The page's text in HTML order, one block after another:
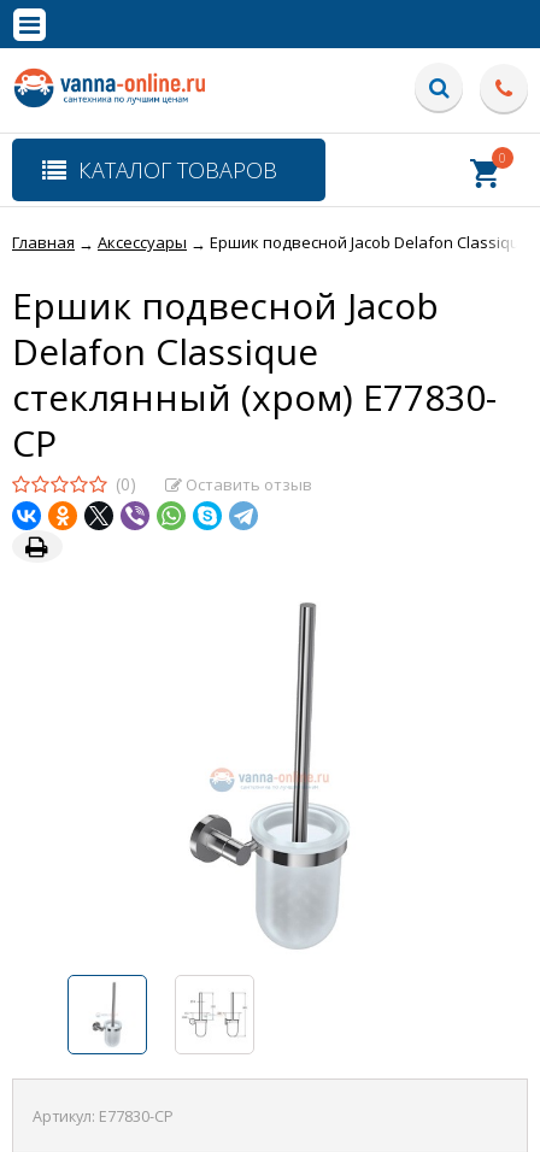
Полная версия сайта
КАТАЛОГ ТОВАРОВ 0
Главная → Аксессуары → Ершик подвесной Jacob Delafon Classique
Ершик подвесной Jacob
Delafon Classique
стеклянный (хром) E77830-
CP
(0) Оставить отзыв
Артикул: E77830-CP